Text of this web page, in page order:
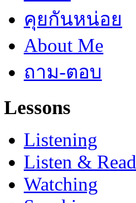
คุยกันหน่อย
About Me
ถาม-ตอบ
Lessons
Listening
Listen & Read
Watching